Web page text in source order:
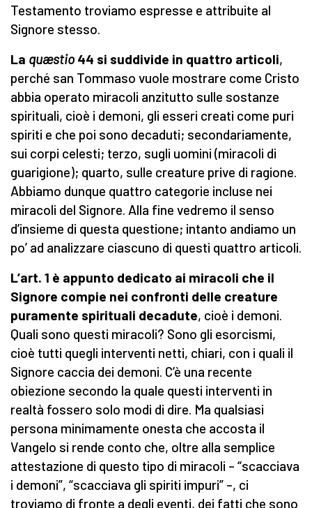
Testamento troviamo espresse e attribuite al
Signore stesso.
La quæstio 44 si suddivide in quattro articoli,
perché san Tommaso vuole mostrare come Cristo
abbia operato miracoli anzitutto sulle sostanze
spirituali, cioè i demoni, gli esseri creati come puri
spiriti e che poi sono decaduti; secondariamente,
sui corpi celesti; terzo, sugli uomini (miracoli di
guarigione); quarto, sulle creature prive di ragione.
Abbiamo dunque quattro categorie incluse nei
miracoli del Signore. Alla fine vedremo il senso
d’insieme di questa questione; intanto andiamo un
po’ ad analizzare ciascuno di questi quattro articoli.
L’art. 1 è appunto dedicato ai miracoli che il
Signore compie nei confronti delle creature
puramente spirituali decadute, cioè i demoni.
Quali sono questi miracoli? Sono gli esorcismi,
cioè tutti quegli interventi netti, chiari, con i quali il
Signore caccia dei demoni. C’è una recente
obiezione secondo la quale questi interventi in
realtà fossero solo modi di dire. Ma qualsiasi
persona minimamente onesta che accosta il
Vangelo si rende conto che, oltre alla semplice
attestazione di questo tipo di miracoli – “scacciava
i demoni”, “scacciava gli spiriti impuri” –, ci
troviamo di fronte a degli eventi, dei fatti che sono